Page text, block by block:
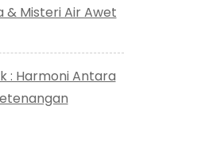
& Misteri Air Awet
: Harmoni Antara